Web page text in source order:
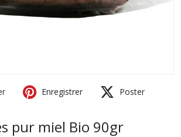
Enregistrer Poster
pur miel Bio 90gr